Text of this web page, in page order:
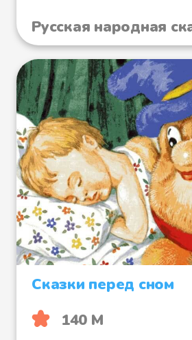
Русская народная
Сказки перед сном
140 М